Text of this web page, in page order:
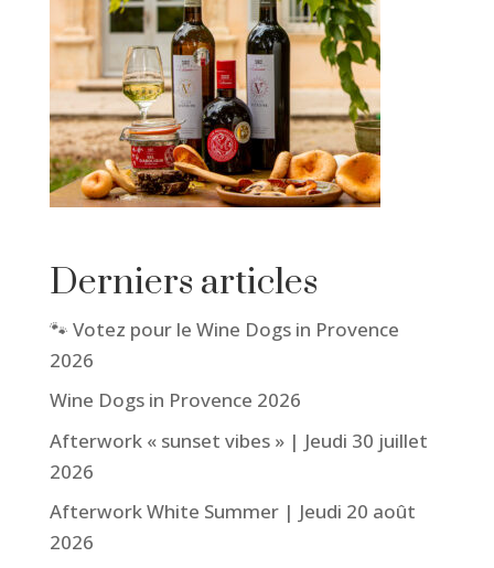
Derniers articles
🐾 Votez pour le Wine Dogs in Provence
2026
Wine Dogs in Provence 2026
Afterwork « sunset vibes » | Jeudi 30 juillet
2026
Afterwork White Summer | Jeudi 20 août
2026